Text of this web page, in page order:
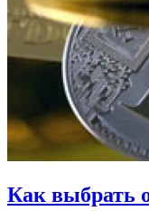
Как выбрать